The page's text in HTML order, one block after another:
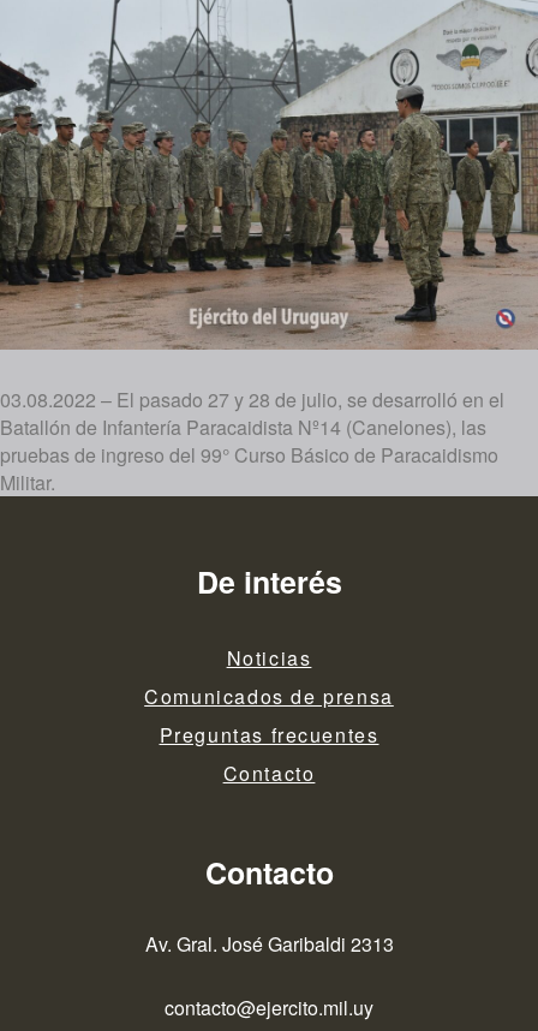
03.08.2022 – El pasado 27 y 28 de julio, se desarrolló en el
Batallón de Infantería Paracaidista Nº14 (Canelones), las
pruebas de ingreso del 99° Curso Básico de Paracaidismo
Militar.
De interés
Noticias
Comunicados de prensa
Preguntas frecuentes
Contacto
Contacto
Av. Gral. José Garibaldi 2313
contacto@ejercito.mil.uy